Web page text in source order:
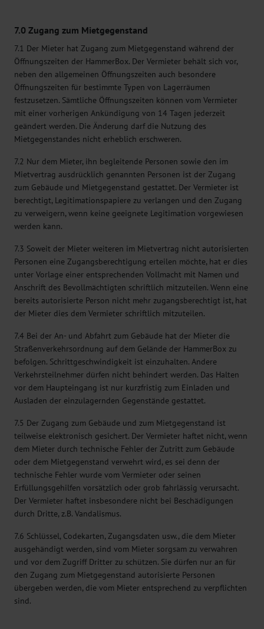
7.0 Zugang zum Mietgegenstand
7.1 Der Mieter hat Zugang zum Mietgegenstand während der
Öffnungszeiten der HammerBox. Der Vermieter behält sich vor,
neben den allgemeinen Öffnungszeiten auch besondere
Öffnungszeiten für bestimmte Typen von Lagerräumen
festzusetzen. Sämtliche Öffnungszeiten können vom Vermieter
mit einer vorherigen Ankündigung von 14 Tagen jederzeit
geändert werden. Die Änderung darf die Nutzung des
Mietgegenstandes nicht erheblich erschweren.
7.2 Nur dem Mieter, ihn begleitende Personen sowie den im
Mietvertrag ausdrücklich genannten Personen ist der Zugang
zum Gebäude und Mietgegenstand gestattet. Der Vermieter ist
berechtigt, Legitimationspapiere zu verlangen und den Zugang
zu verweigern, wenn keine geeignete Legitimation vorgewiesen
werden kann.
7.3 Soweit der Mieter weiteren im Mietvertrag nicht autorisierten
Personen eine Zugangsberechtigung erteilen möchte, hat er dies
unter Vorlage einer entsprechenden Vollmacht mit Namen und
Anschrift des Bevollmächtigten schriftlich mitzuteilen. Wenn eine
bereits autorisierte Person nicht mehr zugangsberechtigt ist, hat
der Mieter dies dem Vermieter schriftlich mitzuteilen.
7.4 Bei der An- und Abfahrt zum Gebäude hat der Mieter die
Straßenverkehrsordnung auf dem Gelände der HammerBox zu
befolgen. Schrittgeschwindigkeit ist einzuhalten. Andere
Verkehrsteilnehmer dürfen nicht behindert werden. Das Halten
vor dem Haupteingang ist nur kurzfristig zum Einladen und
Ausladen der einzulagernden Gegenstände gestattet.
7.5 Der Zugang zum Gebäude und zum Mietgegenstand ist
teilweise elektronisch gesichert. Der Vermieter haftet nicht, wenn
dem Mieter durch technische Fehler der Zutritt zum Gebäude
oder dem Mietgegenstand verwehrt wird, es sei denn der
technische Fehler wurde vom Vermieter oder seinen
Erfüllungsgehilfen vorsätzlich oder grob fahrlässig verursacht.
Der Vermieter haftet insbesondere nicht bei Beschädigungen
durch Dritte, z.B. Vandalismus.
7.6 Schlüssel, Codekarten, Zugangsdaten usw., die dem Mieter
ausgehändigt werden, sind vom Mieter sorgsam zu verwahren
und vor dem Zugriff Dritter zu schützen. Sie dürfen nur an für
den Zugang zum Mietgegenstand autorisierte Personen
übergeben werden, die vom Mieter entsprechend zu verpflichten
sind.